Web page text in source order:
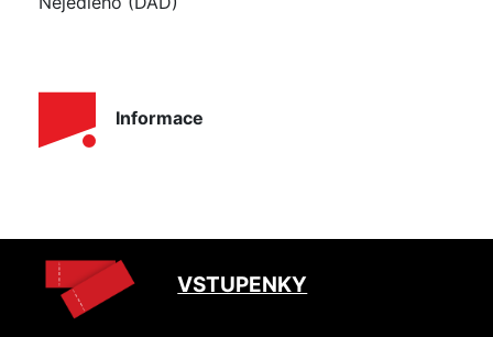
Informace
VSTUPENKY